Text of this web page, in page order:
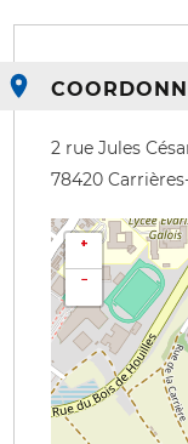
2 rue Jules
78420
+
−